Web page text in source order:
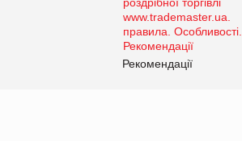
Рекомендації